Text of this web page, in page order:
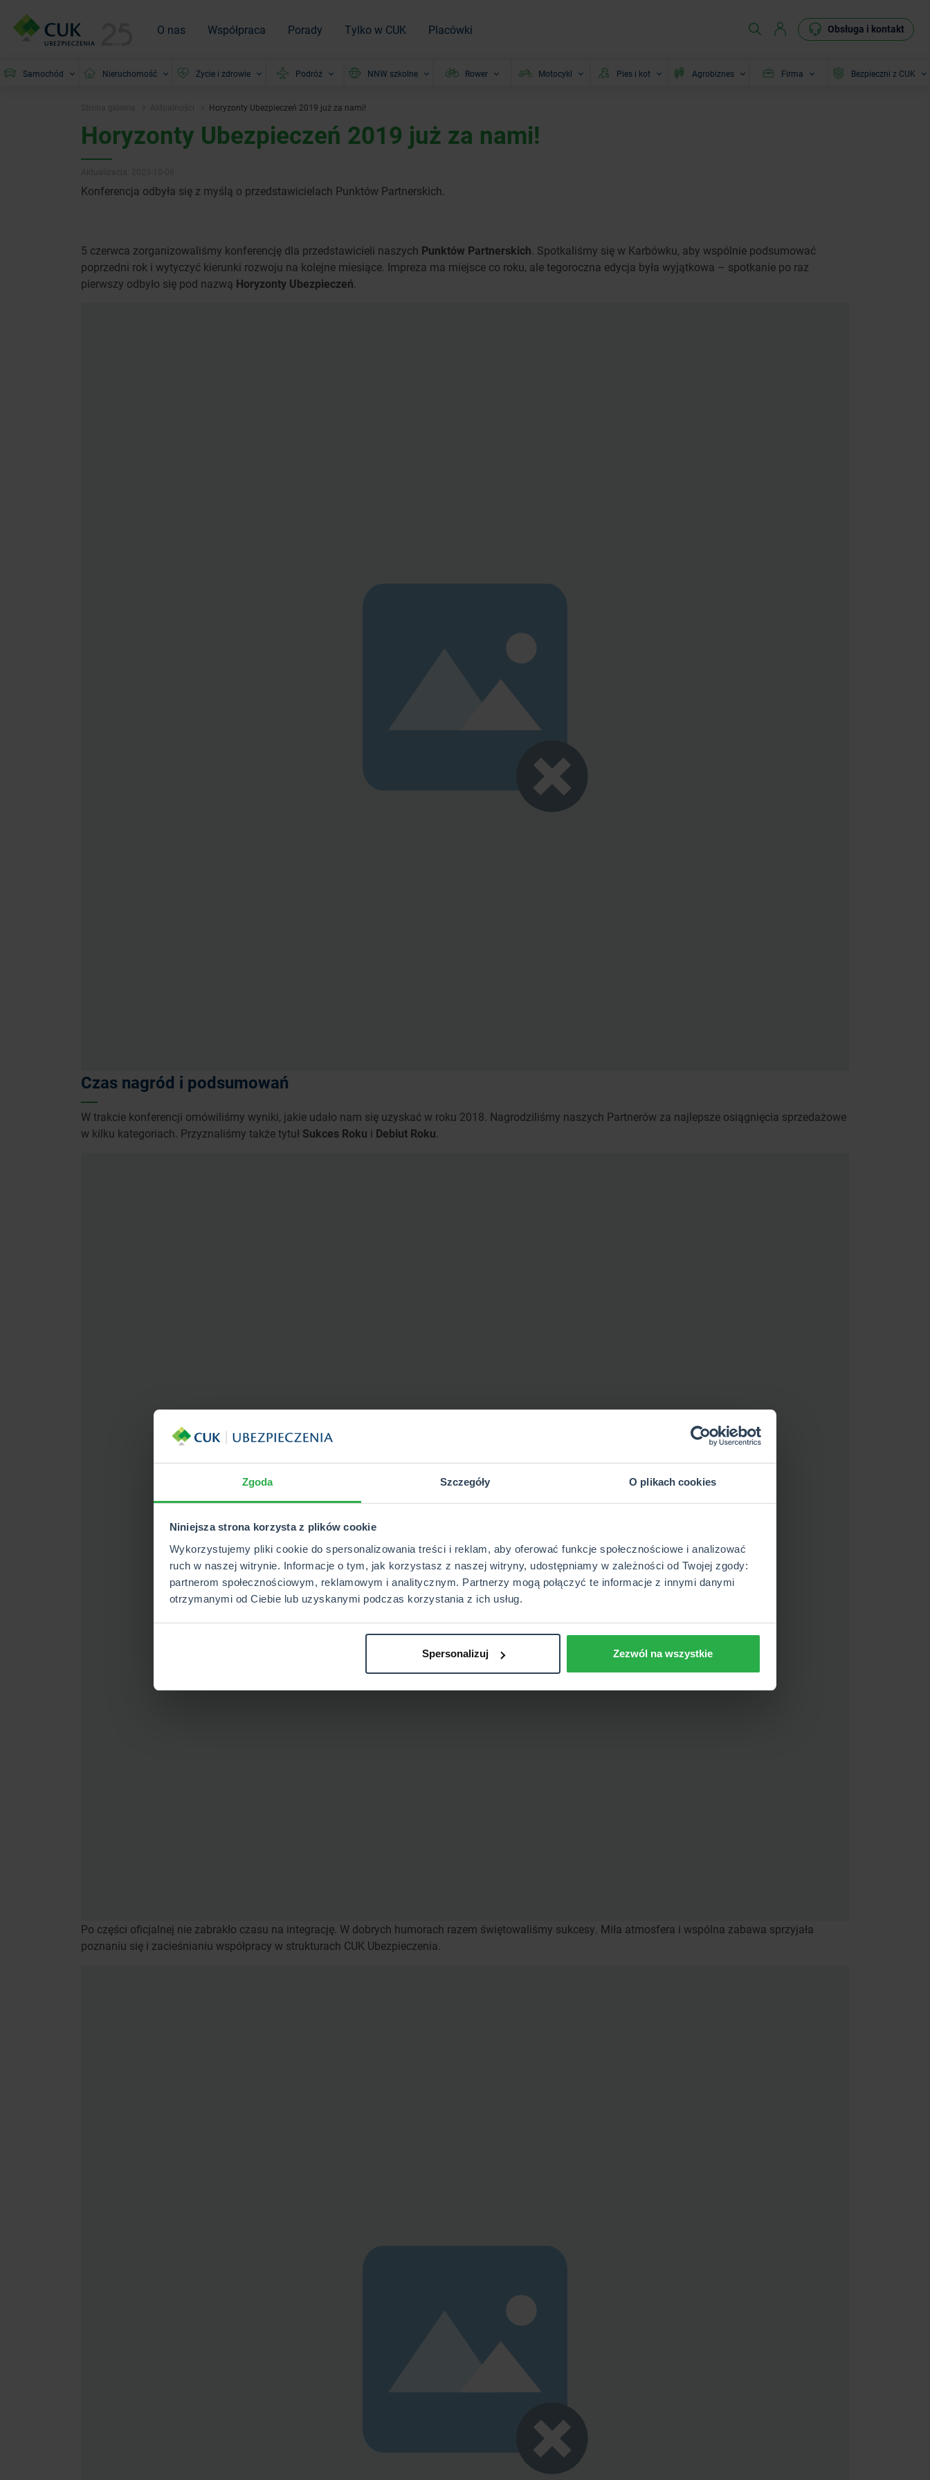
Zgoda Szczegóły O plikach cookies
Niniejsza strona korzysta z plików cookie
Wykorzystujemy pliki cookie do spersonalizowania treści i reklam, aby oferować funkcje społecznościowe i analizować
ruch w naszej witrynie. Informacje o tym, jak korzystasz z naszej witryny, udostępniamy w zależności od Twojej zgody:
partnerom społecznościowym, reklamowym i analitycznym. Partnerzy mogą połączyć te informacje z innymi danymi
otrzymanymi od Ciebie lub uzyskanymi podczas korzystania z ich usług.
Spersonalizuj Zezwól na wszystkie
O nas Współpraca Porady Tylko w CUK Placówki Obsługa i kontakt
Samochód Nieruchomość Życie i zdrowie Podróż NNW szkolne Rower Motocykl Pies i kot Agrobiznes Firma Bezpieczni z CUK
Horyzonty Ubezpieczeń 2019 już za nami!
Horyzonty Ubezpieczeń 2019 już za nami!
Konferencja odbyła się z myślą o przedstawicielach Punktów Partnerskich.
5 czerwca zorganizowaliśmy konferencję dla przedstawicieli naszych Punktów Partnerskich . Spotkaliśmy się w Karbówku, aby wspólnie podsumować
poprzedni rok i wytyczyć kierunki rozwoju na kolejne miesiące. Impreza ma miejsce co roku, ale tegoroczna edycja była wyjątkowa – spotkanie po raz
pierwszy odbyło się pod nazwą Horyzonty Ubezpieczeń
Czas nagród i podsumowań
W trakcie konferencji omówiliśmy wyniki, jakie udało nam się uzyskać w roku 2018. Nagrodziliśmy naszych Partnerów za najlepsze osiągnięcia sprzedażowe
w kilku kategoriach. Przyznaliśmy także tytuł Sukces Roku i Debiut Roku
Po części oficjalnej nie zabrakło czasu na integrację. W dobrych humorach razem świętowaliśmy sukcesy. Miła atmosfera i wspólna zabawa sprzyjała
poznaniu się i zacieśnianiu współpracy w strukturach CUK Ubezpieczenia.